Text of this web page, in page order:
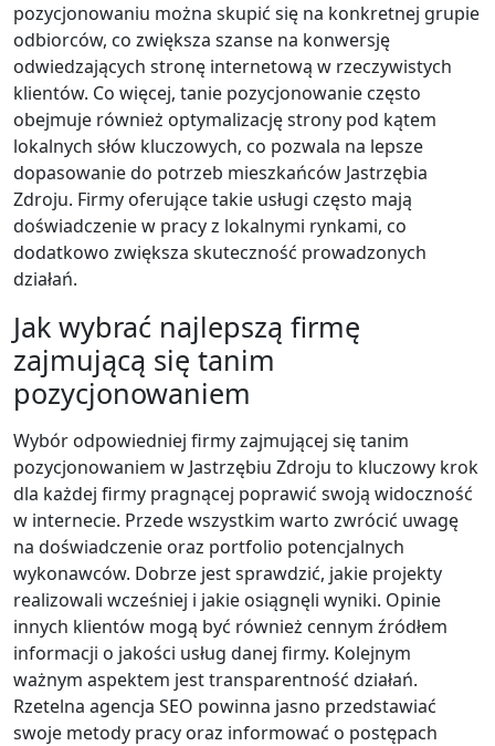
pozycjonowaniu można skupić się na konkretnej grupie
odbiorców, co zwiększa szanse na konwersję
odwiedzających stronę internetową w rzeczywistych
klientów. Co więcej, tanie pozycjonowanie często
obejmuje również optymalizację strony pod kątem
lokalnych słów kluczowych, co pozwala na lepsze
dopasowanie do potrzeb mieszkańców Jastrzębia
Zdroju. Firmy oferujące takie usługi często mają
doświadczenie w pracy z lokalnymi rynkami, co
dodatkowo zwiększa skuteczność prowadzonych
działań.
Jak wybrać najlepszą firmę
zajmującą się tanim
pozycjonowaniem
Wybór odpowiedniej firmy zajmującej się tanim
pozycjonowaniem w Jastrzębiu Zdroju to kluczowy krok
dla każdej firmy pragnącej poprawić swoją widoczność
w internecie. Przede wszystkim warto zwrócić uwagę
na doświadczenie oraz portfolio potencjalnych
wykonawców. Dobrze jest sprawdzić, jakie projekty
realizowali wcześniej i jakie osiągnęli wyniki. Opinie
innych klientów mogą być również cennym źródłem
informacji o jakości usług danej firmy. Kolejnym
ważnym aspektem jest transparentność działań.
Rzetelna agencja SEO powinna jasno przedstawiać
swoje metody pracy oraz informować o postępach